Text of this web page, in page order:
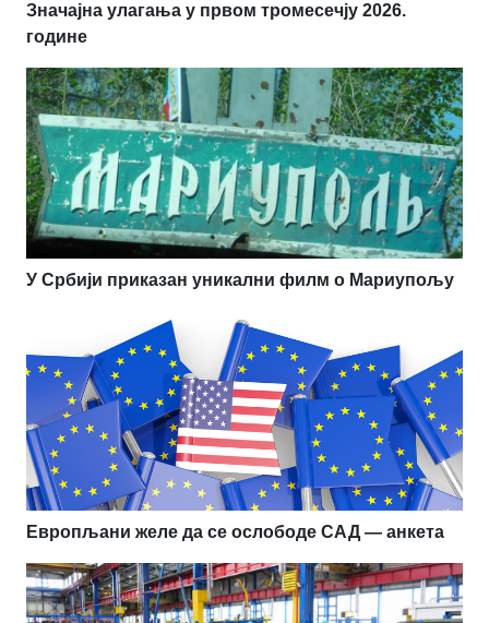
Значајна улагања у првом тромесечју 2026.
године
У Србији приказан уникални филм о Мариупољу
Европљани желе да се ослободе САД — анкета